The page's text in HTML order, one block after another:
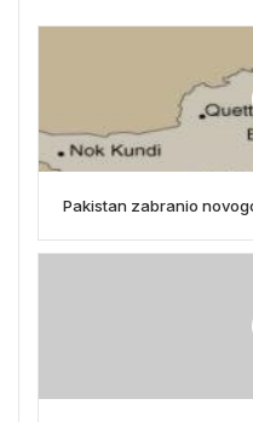
Pakistan zabranio